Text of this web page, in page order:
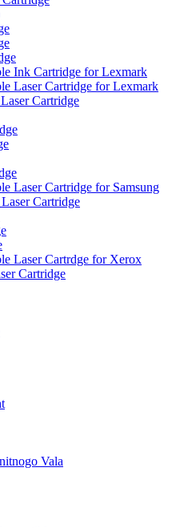
Ink Cartridge for Lexmark
Laser Cartridge for Lexmark
Cartridge
Laser Cartridge for Samsung
Cartridge
Laser Cartrdge for Xerox
Cartridge
Vala